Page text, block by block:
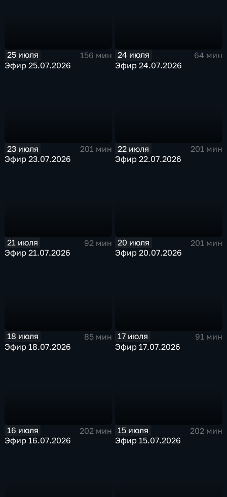
25 июля
156 мин
Эфир 25.07.2026
24 июля
64 мин
Эфир 24.07.2026
23 июля
201 мин
Эфир 23.07.2026
22 июля
201 мин
Эфир 22.07.2026
21 июля
92 мин
Эфир 21.07.2026
20 июля
201 мин
Эфир 20.07.2026
18 июля
85 мин
Эфир 18.07.2026
17 июля
91 мин
Эфир 17.07.2026
16 июля
202 мин
Эфир 16.07.2026
15 июля
202 мин
Эфир 15.07.2026